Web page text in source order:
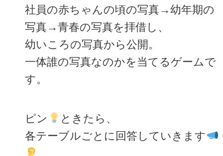
社員の赤ちゃんの頃の写真→幼年期の
写真→青春の写真を拝借し、
幼いころの写真から公開。
一体誰の写真なのかを当てるゲームで
す。
ピン
ときたら、
各テーブルごとに回答していきます